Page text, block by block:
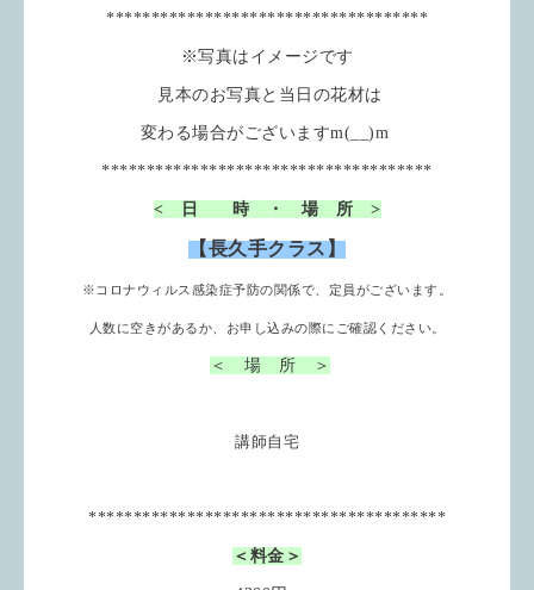
************************************
※写真はイメージです
見本のお写真と当日の花材は
変わる場合がございますm(__)m
*************************************
< 日 時 ・ 場 所 >
【長久手クラス】
※コロナウィルス感染症予防の関係で、定員がございます。
人数に空きがあるか、お申し込みの際にご確認ください。
＜ 場 所 ＞
講師自宅
****************************************
＜料金＞